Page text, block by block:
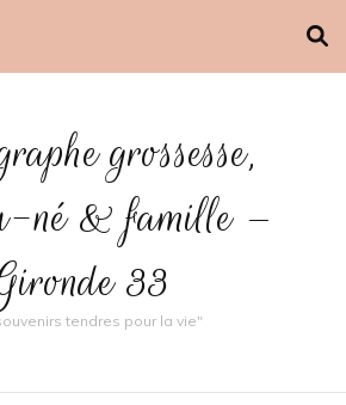
grossesse,
né & famille –
33
tendres pour la vie"